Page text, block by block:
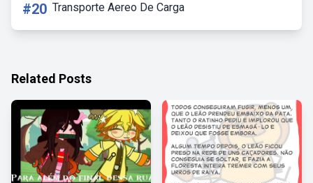
#20 Transporte Aereo De Carga
Related Posts